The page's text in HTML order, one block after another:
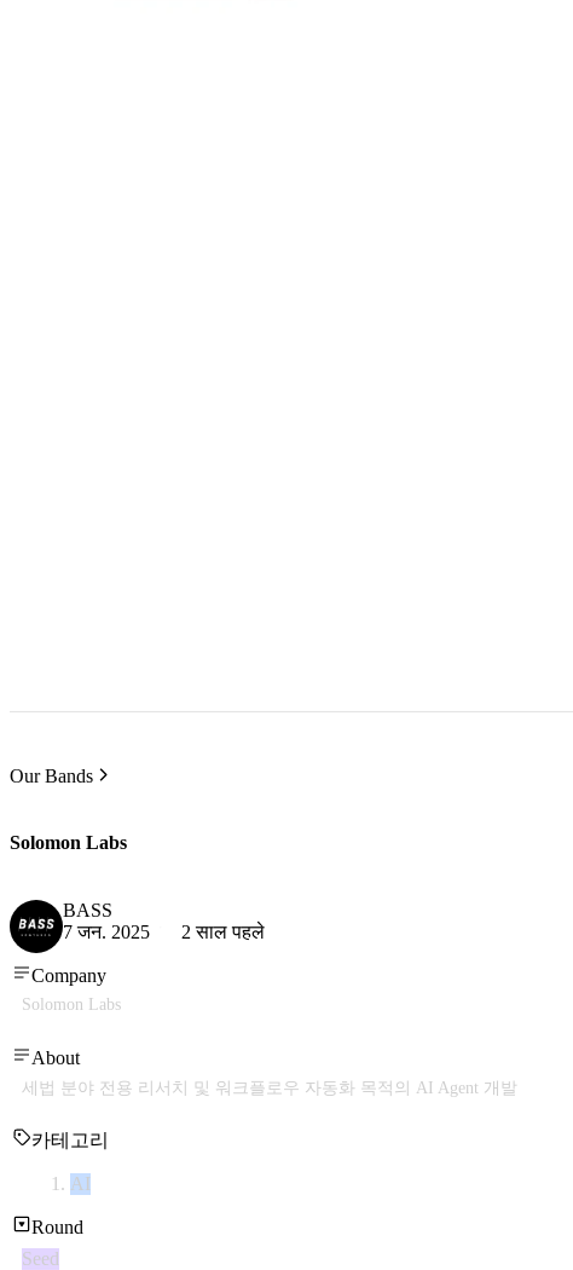
Our Bands
Solomon Labs
BASS
7 जन. 2025
2 साल पहले
Company
Solomon Labs
About
세법 분야 전용 리서치 및 워크플로우 자동화 목적의 AI Agent 개발
카테고리
AI
Round
Seed